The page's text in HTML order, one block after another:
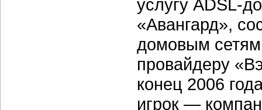
услугу ADSL-
«Авангард»,
домовым
провайдеру
конец 2006
игрок —